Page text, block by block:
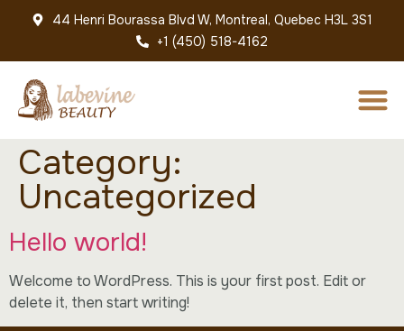
44 Henri Bourassa Blvd W, Montreal, Quebec H3L 3S1
+1 (450) 518-4162
Category:
Uncategorized
Hello world!
Welcome to WordPress. This is your first post. Edit or
delete it, then start writing!